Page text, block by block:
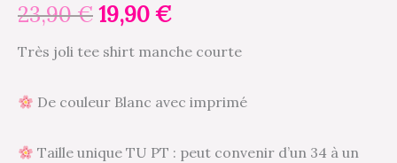
23,90€19,90€
Très joli tee shirt manche courte
De couleur Blanc avec imprimé
Taille unique TU PT : peut convenir d’un 34 à un